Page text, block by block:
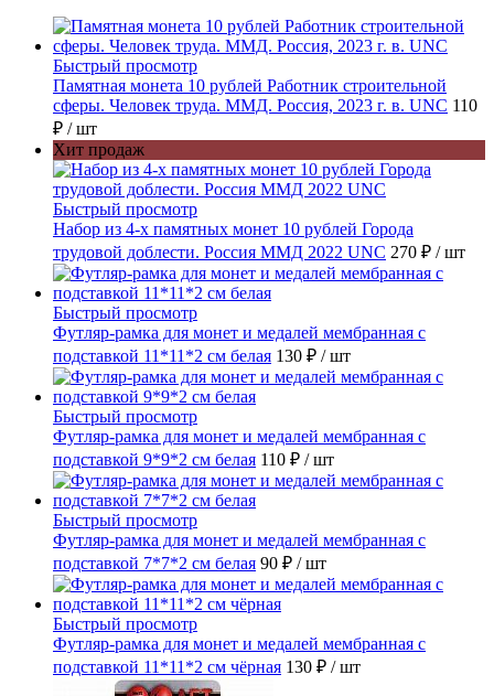
Быстрый просмотр
Памятная монета 10 рублей Работник строительной
сферы. Человек труда. ММД. Россия, 2023 г. в. UNC 110
₽ / шт
Хит продаж
Быстрый просмотр
Набор из 4-х памятных монет 10 рублей Города
трудовой доблести. Россия ММД 2022 UNC 270 ₽ / шт
Быстрый просмотр
Футляр-рамка для монет и медалей мембранная с
подставкой 11*11*2 см белая 130 ₽ / шт
Быстрый просмотр
Футляр-рамка для монет и медалей мембранная с
подставкой 9*9*2 см белая 110 ₽ / шт
Быстрый просмотр
Футляр-рамка для монет и медалей мембранная с
подставкой 7*7*2 см белая 90 ₽ / шт
Быстрый просмотр
Футляр-рамка для монет и медалей мембранная с
подставкой 11*11*2 см чёрная 130 ₽ / шт